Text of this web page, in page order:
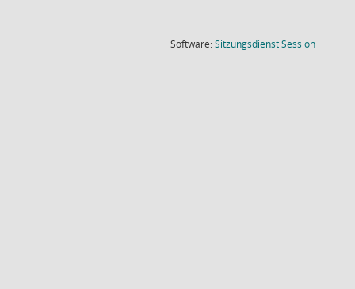
Software:SitzungsdienstSession(Wird in